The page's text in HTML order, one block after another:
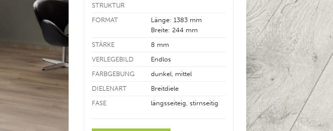
STRUKTUR
FORMAT
Länge: 1383 mm
Breite: 244 mm
STÄRKE
8 mm
VERLEGEBILD
Endlos
FARBGEBUNG
dunkel, mittel
DIELENART
Breitdiele
FASE
längsseiteig, stirnseitig